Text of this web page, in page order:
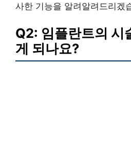
사한 기능을 알려알려드리겠
Q2: 임플란트의 시
게 되나요?